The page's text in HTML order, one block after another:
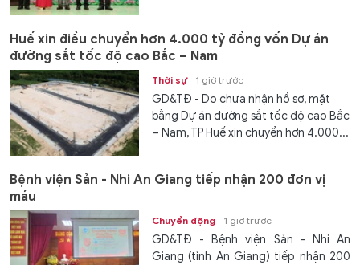
Huế xin điều chuyển hơn 4.000 tỷ đồng vốn Dự án
đường sắt tốc độ cao Bắc – Nam
Thời sự 1 giờ trước
GD&TĐ - Do chưa nhận hồ sơ, mặt
bằng Dự án đường sắt tốc độ cao Bắc
– Nam, TP Huế xin chuyển hơn 4.000...
Bệnh viện Sản - Nhi An Giang tiếp nhận 200 đơn vị
máu
Chuyển động 1 giờ trước
GD&TĐ - Bệnh viện Sản - Nhi An
Giang (tỉnh An Giang) tiếp nhận 200